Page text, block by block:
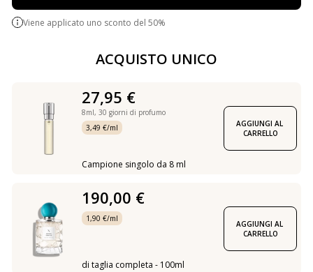
Viene applicato uno sconto del 50%
ACQUISTO UNICO
27,95 €
8ml, 30 giorni di profumo
3,49 €/ml
Campione singolo da 8 ml
AGGIUNGI AL
CARRELLO
190,00 €
1,90 €/ml
di taglia completa - 100ml
AGGIUNGI AL
CARRELLO